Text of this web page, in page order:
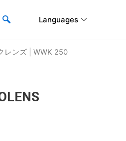
Languages
レンズ | WWK 250